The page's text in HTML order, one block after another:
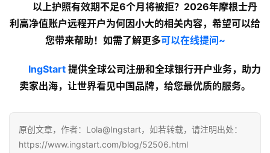
以上护照有效期不足6个月将被拒？2026年摩根士丹
利高净值账户远程开户为何因小大的相关内容，希望可以给
您带来帮助！如需了解更多可以在线提问~
lngStart 提供全球公司注册和全球银行开户业务，助力
卖家出海，让世界看见中国品牌，给您最优质的服务。
原创文章，作者：Lola@Ingstart，如若转载，请注明出处：
https://www.ingstart.com/blog/52506.html